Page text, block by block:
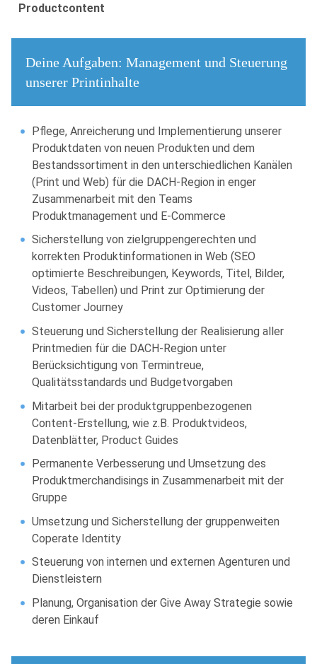
Productcontent
Deine Aufgaben: Management und Steuerung
unserer Printinhalte
Pflege, Anreicherung und Implementierung unserer
Produktdaten von neuen Produkten und dem
Bestandssortiment in den unterschiedlichen Kanälen
(Print und Web) für die DACH-Region in enger
Zusammenarbeit mit den Teams
Produktmanagement und E-Commerce
Sicherstellung von zielgruppengerechten und
korrekten Produktinformationen in Web (SEO
optimierte Beschreibungen, Keywords, Titel, Bilder,
Videos, Tabellen) und Print zur Optimierung der
Customer Journey
Steuerung und Sicherstellung der Realisierung aller
Printmedien für die DACH-Region unter
Berücksichtigung von Termintreue,
Qualitätsstandards und Budgetvorgaben
Mitarbeit bei der produktgruppenbezogenen
Content-Erstellung, wie z.B. Produktvideos,
Datenblätter, Product Guides
Permanente Verbesserung und Umsetzung des
Produktmerchandisings in Zusammenarbeit mit der
Gruppe
Umsetzung und Sicherstellung der gruppenweiten
Coperate Identity
Steuerung von internen und externen Agenturen und
Dienstleistern
Planung, Organisation der Give Away Strategie sowie
deren Einkauf